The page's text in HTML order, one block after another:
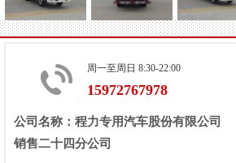
周一至周日 8:30-22:00
15972767978
公司名称：程力专用汽车股份有限公司
销售二十四分公司